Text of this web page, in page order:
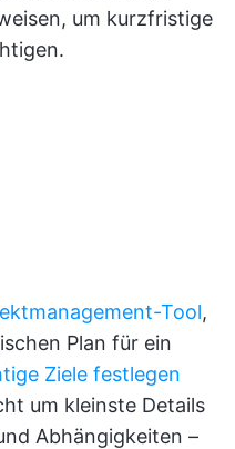
um kurzfristige
Tool,
Plan für ein
Ziele festlegen
um kleinste Details
Abhängigkeiten –